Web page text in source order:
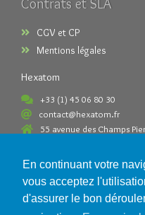
En continuant votre
vous acceptez
d'assurer le bon
Contrats et SLA
CGV et CP
Mentions légales
Hexatom
+33 (1) 45 06 80 30
contact@hexatom.fr
55 avenue des Champs
Paiements acceptés